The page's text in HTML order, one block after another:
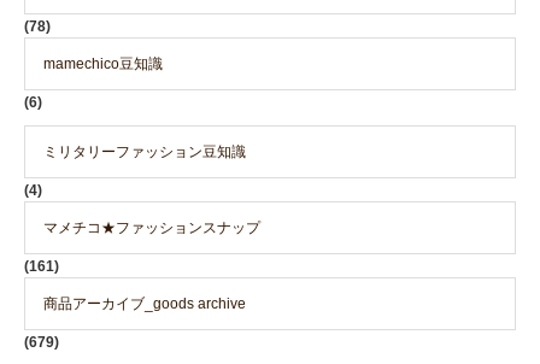
(78)
mamechico豆知識
(6)
ミリタリーファッション豆知識
(4)
マメチコ★ファッションスナップ
(161)
商品アーカイブ_goods archive
(679)